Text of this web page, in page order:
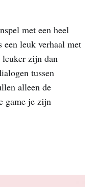
met een heel
een leuk verhaal met
leuker zijn dan
tussen
alleen de
game je zijn